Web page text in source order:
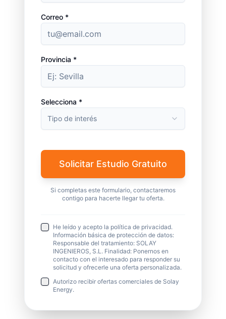
Correo *
Provincia *
Selecciona *
Tipo de interés
Solicitar Estudio Gratuito
Si completas este formulario, contactaremos
contigo para hacerte llegar tu oferta.
He leído y acepto la política de privacidad.
Información básica de protección de datos:
Responsable del tratamiento: SOLAY
INGENIEROS, S.L. Finalidad: Ponernos en
contacto con el interesado para responder su
solicitud y ofrecerle una oferta personalizada.
Autorizo recibir ofertas comerciales de Solay
Energy.